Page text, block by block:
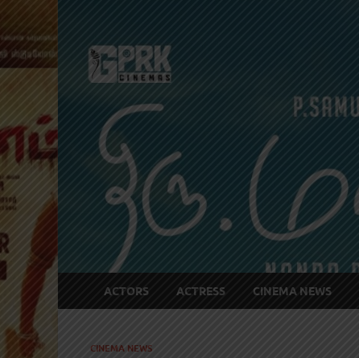
ACTORS ACTRESS CINEMA NEWS
CINEMA NEWS